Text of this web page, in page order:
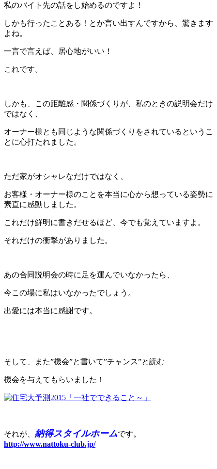
私のバイト先の話をし始めるのですよ！
しかも行ったことある！とか言い出すんですから、驚きます
よね。
一言で言えば、居心地がいい！
これです。
しかも、この距離感・関係づくりが、私のときの説明会だけ
ではなく、
オーナー様とも同じような関係づくりをされているというこ
とに心打たれました。
ただ家がオシャレなだけではなく、
お客様・オーナー様のことを本当に心から想っている姿勢に
素直に感動しました。
これだけ鮮明に書きだせるほど、今でも覚えていますよ。
それだけの衝撃がありました。
あの合同説明会の時に足を運んでいなかったら、
今この場に私はいなかったでしょう。
出愛には本当に感謝です。
そして、また”機会”と書いて”チャンス”と読む
機会を与えてもらいました！
それが、 納得スタイルホームです。
http://www.nattoku-club.jp/